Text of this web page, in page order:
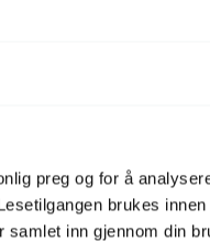
preg og for å
brukes
inn gjennom din